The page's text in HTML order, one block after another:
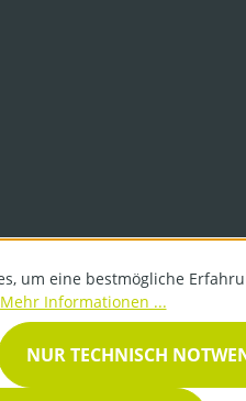
um eine bestmögliche
Mehr Informationen ...
NUR TECHNISCH